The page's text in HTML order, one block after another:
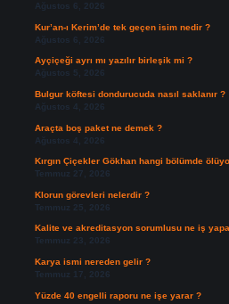
Ağustos 6, 2026
Kur’an-ı Kerim’de tek geçen isim nedir ?
Ağustos 6, 2026
Ayçiçeği ayrı mı yazılır birleşik mi ?
Ağustos 5, 2026
Bulgur köftesi dondurucuda nasıl saklanır ?
Ağustos 4, 2026
Araçta boş paket ne demek ?
Ağustos 4, 2026
Kırgın Çiçekler Gökhan hangi bölümde
Temmuz 27, 2026
Klorun görevleri nelerdir ?
Temmuz 25, 2026
Kalite ve akreditasyon sorumlusu ne iş
Temmuz 23, 2026
Karya ismi nereden gelir ?
Temmuz 17, 2026
Yüzde 40 engelli raporu ne işe yarar ?